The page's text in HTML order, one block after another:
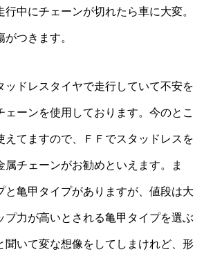
中にチェーンが切れたら車に大変。
つきます。
ッドレスタイヤで走行していて不安を
ェーンを使用しております。今のとこ
えてますので、ＦＦでスタッドレスを
属チェーンがお勧めといえます。ま
と亀甲タイプがありますが、値段は大
プ力が高いとされる亀甲タイプを選ぶ
聞いて変な想像をしてしまけれど、形